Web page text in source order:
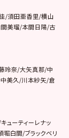
/須田亜香里/横山
美瑠/本間日陽/古
玲奈/大矢真那/中
美久/川本紗矢/倉
ューティーレナッ
堀白間/ブラックベリ